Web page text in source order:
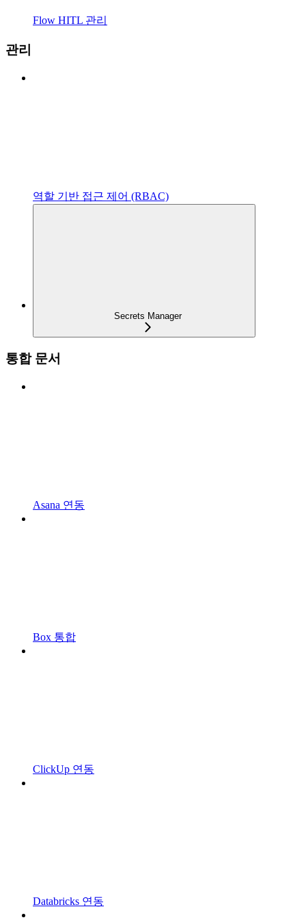
Flow HITL 관리
관리
역할 기반 접근 제어 (RBAC)
Secrets Manager
통합 문서
Asana 연동
Box 통합
ClickUp 연동
Databricks 연동